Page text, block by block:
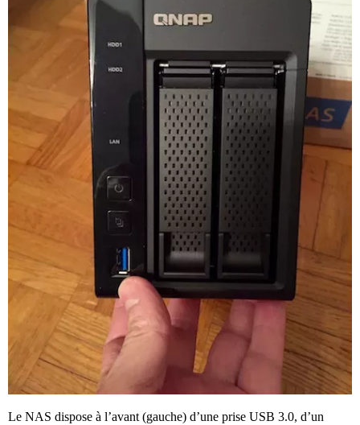
Le NAS dispose à l’avant (gauche) d’une prise USB 3.0, d’un